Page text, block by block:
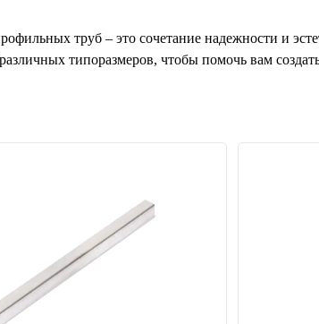
труб – это сочетание надежности и
типоразмеров, чтобы помочь вам